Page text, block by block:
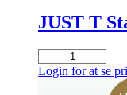
Øko/Organic
17
JUST T
T
Login for at se